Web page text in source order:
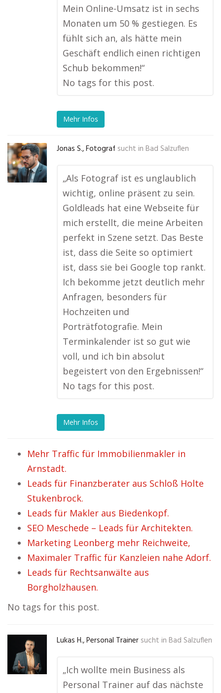
Mein Online-Umsatz ist in sechs
Monaten um 50 % gestiegen. Es
fühlt sich an, als hätte mein
Geschäft endlich einen richtigen
Schub bekommen!“
No tags for this post.
Mehr Infos
Jonas S., Fotograf sucht in Bad Salzuflen
„Als Fotograf ist es unglaublich
wichtig, online präsent zu sein.
Goldleads hat eine Webseite für
mich erstellt, die meine Arbeiten
perfekt in Szene setzt. Das Beste
ist, dass die Seite so optimiert
ist, dass sie bei Google top rankt.
Ich bekomme jetzt deutlich mehr
Anfragen, besonders für
Hochzeiten und
Porträtfotografie. Mein
Terminkalender ist so gut wie
voll, und ich bin absolut
begeistert von den Ergebnissen!“
No tags for this post.
Mehr Infos
Mehr Traffic für Immobilienmakler in
Arnstadt.
Leads für Finanzberater aus Schloß Holte
Stukenbrock.
Leads für Makler aus Biedenkopf.
SEO Meschede – Leads für Architekten.
Marketing Leonberg mehr Reichweite,
Maximaler Traffic für Kanzleien nahe Adorf.
Leads für Rechtsanwälte aus
Borgholzhausen.
No tags for this post.
Lukas H., Personal Trainer sucht in Bad Salzuflen
„Ich wollte mein Business als
Personal Trainer auf das nächste